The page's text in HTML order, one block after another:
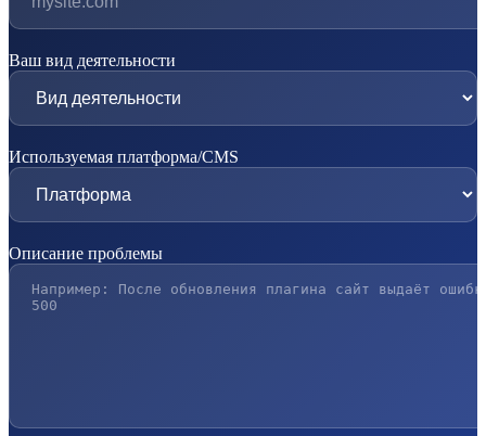
Ваш вид деятельности
Используемая платформа/CMS
Описание проблемы